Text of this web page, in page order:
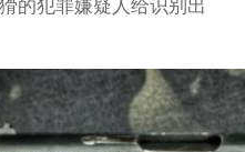
的犯罪嫌疑人给识别出